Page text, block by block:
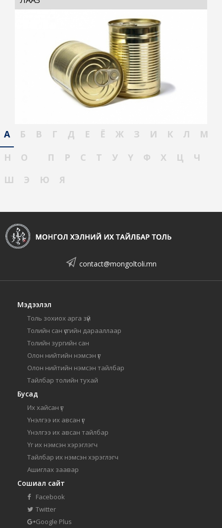
А Б В Г Д Е Ё Ж З И К Л
М
Н
О П Р С Т У Ү Ф Х Ц
Ч
Ш
Э Ю Я
contact@mongoltoli.mn
Мэдээлэл
Толь зохиох арга зүй
Толийн сан үсгийн дарааллаар
Толийн зургийн сан
Олон нийтийн нэмсэн үг
Олон нийтийн нэмсэн тайлбар
Тайлбар толийн тухай
Бусад
Их хайсан үг
Үнэлгээ их авсан үг
Үнэлгээ их авсан тайлбар
Үг их нэмсэн хэрэглэгч
Тайлбар их нэмсэн хэрэглэгч
Ашиглах заавар
Сошиал сайт
Facebook
Twitter
Google Plus